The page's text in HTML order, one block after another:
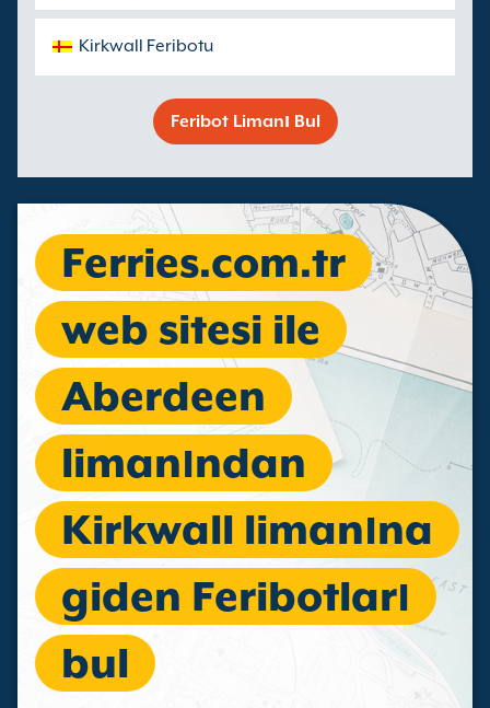
Kirkwall Feribotu
Feribot Limanı Bul
Ferries.com.tr
web sitesi ile
Aberdeen
limanından
Kirkwall limanına
giden Feribotları
bul